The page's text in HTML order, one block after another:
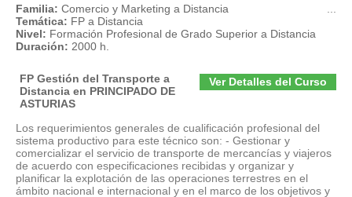
Familia: Comercio y Marketing a Distancia
Temática: FP a Distancia
Nivel: Formación Profesional de Grado Superior a Distancia
Duración: 2000 h.
Ver Detalles del Curso
FP Gestión del Transporte a
Distancia en PRINCIPADO DE
ASTURIAS
Los requerimientos generales de cualificación profesional del
sistema productivo para este técnico son: - Gestionar y
comercializar el servicio de transporte de mercancías y viajeros
de acuerdo con especificaciones recibidas y organizar y
planificar la explotación de las operaciones terrestres en el
ámbito nacional e internacional y en el marco de los objetivos y